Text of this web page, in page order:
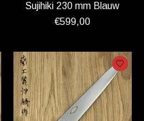
Sujihiki 230 mm Blauw
€599,00